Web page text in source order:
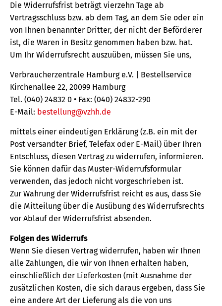
Die Widerrufsfrist beträgt vierzehn Tage ab
Vertragsschluss bzw. ab dem Tag, an dem Sie oder ein
von Ihnen benannter Dritter, der nicht der Beförderer
ist, die Waren in Besitz genommen haben bzw. hat.
Um Ihr Widerrufsrecht auszuüben, müssen Sie uns,
Verbraucherzentrale Hamburg e.V. | Bestellservice
Kirchenallee 22, 20099 Hamburg
Tel. (040) 24832 0 • Fax: (040) 24832-290
E-Mail: bestellung@vzhh.de
mittels einer eindeutigen Erklärung (z.B. ein mit der
Post versandter Brief, Telefax oder E-Mail) über Ihren
Entschluss, diesen Vertrag zu widerrufen, informieren.
Sie können dafür das Muster-Widerrufsformular
verwenden, das jedoch nicht vorgeschrieben ist.
Zur Wahrung der Widerrufsfrist reicht es aus, dass Sie
die Mitteilung über die Ausübung des Widerrufsrechts
vor Ablauf der Widerrufsfrist absenden.
Folgen des Widerrufs
Wenn Sie diesen Vertrag widerrufen, haben wir Ihnen
alle Zahlungen, die wir von Ihnen erhalten haben,
einschließlich der Lieferkosten (mit Ausnahme der
zusätzlichen Kosten, die sich daraus ergeben, dass Sie
eine andere Art der Lieferung als die von uns